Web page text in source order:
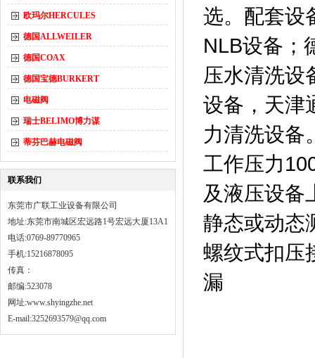
欧玛尔HERCULES
德国ALLWEILER
德国COAX
德国宝德BURKERT
电磁阀
瑞士BELIMO博力谋
蒂芬巴赫电磁阀
联系我们
东莞市广联工业设备有限公司
地址:东莞市南城区宏远路1号宏远大厦13A1
电话:0769-89770965
手机:15216878095
传真：
邮编:523078
网址:www.shyingzhe.net
E-mail:3252693579@qq.com
选。配套设
NLB设备；
压水清洗设
设备，天津
力清洗设备
工作压力
及液压设备
静态或动态
螺纹式扣压
漏